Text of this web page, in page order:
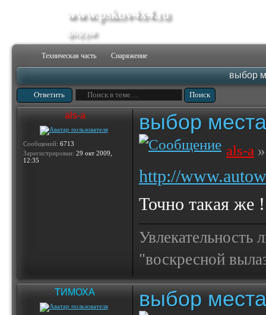
www.pskov4x4.ru
форум
Техническая часть Снаряжение
выбор
Ответить
als-a
Сообщений: 6713
Зарегистрирован: 29 окт 2009,
12:35
выбор
als-a
http://
Точно такая
Увлекательность
"воскресной
ТИМОХА выбор